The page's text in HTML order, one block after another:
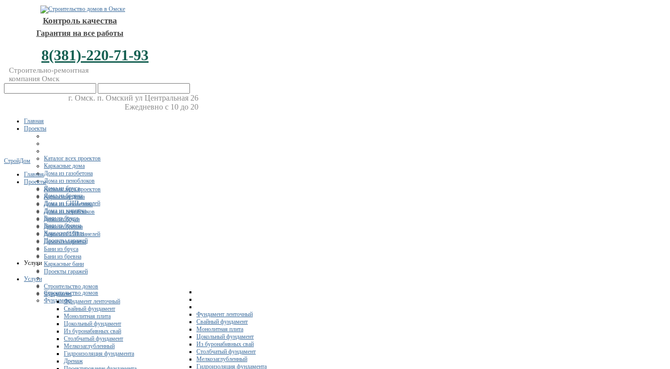
Контроль качества
Гарантия на все работы
8(381)-220-71-93
Строительно-ремонтная
компания Омск
г. Омск. п. Омский ул Центральная 26
Ежедневно с 10 до 20
Главная
Проекты
Каталог всех проектов
Каркасные дома
Дома из газобетона
Дома из пеноблоков
Дома из бруса
Дома из бревна
Дома из СИП-панелей
Дома из кирпича
Бани из бруса
Бани из бревна
Каркасные бани
Проекты гаражей
Услуги
Строительство домов
Фундамент
Фундамент ленточный
Свайный фундамент
Монолитная плита
Цокольный фундамент
Из буронабивных свай
Столбчатый фундамент
Мелкозаглубленный
Гидроизоляция фундамента
СтройДом
Главная
Проекты
Каталог всех проектов
Каркасные дома
Дома из газобетона
Дома из пеноблоков
Дома из бруса
Дома из бревна
Дома из СИП-панелей
Дома из кирпича
Бани из бруса
Бани из бревна
Каркасные бани
Проекты гаражей
Услуги
Строительство домов
Фундамент
Фундамент ленточный
Свайный фундамент
Монолитная плита
Цокольный фундамент
Из буронабивных свай
Столбчатый фундамент
Мелкозаглубленный
Гидроизоляция фундамента
Дренаж